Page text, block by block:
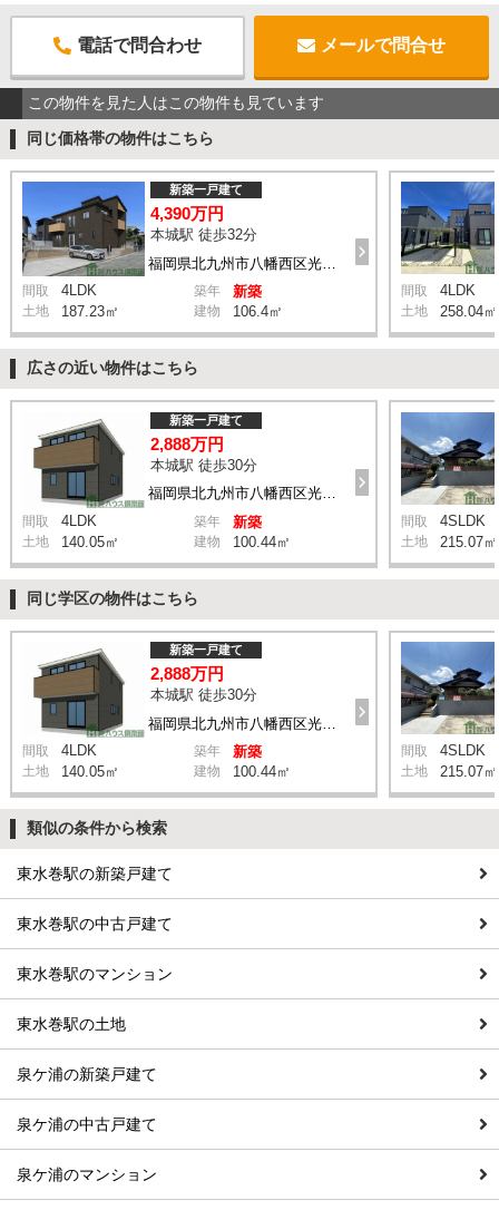
電話で問合わせ メールで問合せ
この物件を見た人はこの物件も見ています
同じ価格帯の物件はこちら
新築一戸建て
4,390万円
本城駅 徒歩32分
間取 4LDK 築年 新築
土地 187.23㎡ 建物 106.4㎡
間取 4LDK
土地 258.04㎡
広さの近い物件はこちら
福岡県北九州市八幡西区光貞台2丁目
新築一戸建て
2,888万円
本城駅 徒歩30分
間取 4LDK 築年 新築
土地 140.05㎡ 建物 100.44㎡
間取 4SLDK
土地 215.07㎡
同じ学区の物件はこちら
新築一戸建て
2,888万円
本城駅 徒歩30分
間取 4LDK 築年 新築
土地 140.05㎡ 建物 100.44㎡
間取 4SLDK
土地 215.07㎡
類似の条件から検索
東水巻駅の新築戸建て
東水巻駅の中古戸建て
東水巻駅のマンション
東水巻駅の土地
泉ケ浦の新築戸建て
泉ケ浦の中古戸建て
泉ケ浦のマンション